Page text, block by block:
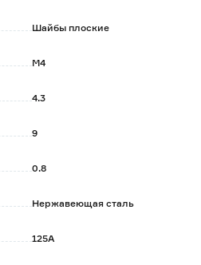
от повреждений и
Шайбы плоские
М4
4.3
9
0.8
Нержавеющая сталь
125A